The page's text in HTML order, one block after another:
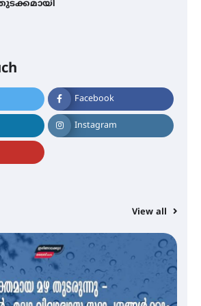
Facebook
Instagram
View all
യൂണിവേഴ്‌സിറ്റിയിൽ നിന്ന്
ഇംഗ്ളീഷ് സാഹിത്യത്തിൽ
ഡോക്ടറേറ്റ് നേടിയ എൻ. ആര്യ
വെള്ളിയാഴ്ച സ്‌ക്രീൻ ചെയ്യുന്നു
സെന്റ് ജോസഫ്സ് കോളജ്
കോമേഴ്‌സ് അസോസിയേഷന്